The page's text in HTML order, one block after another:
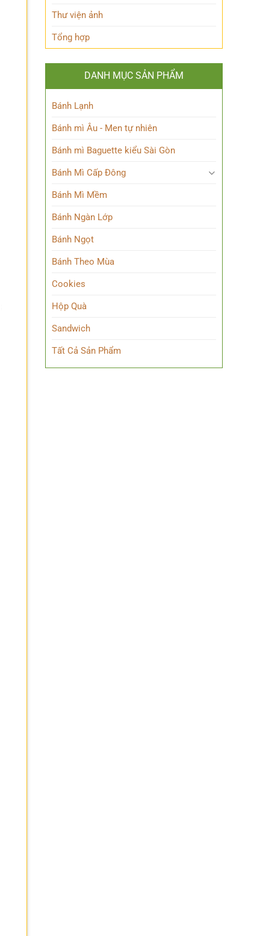
Thư viện ảnh
Tổng hợp
DANH MỤC SẢN PHẨM
Bánh Lạnh
Bánh mì Âu - Men tự nhiên
Bánh mì Baguette kiểu Sài Gòn
Bánh Mì Cấp Đông
Bánh Mì Mềm
Bánh Ngàn Lớp
Bánh Ngọt
Bánh Theo Mùa
Cookies
Hộp Quà
Sandwich
Tất Cả Sản Phẩm